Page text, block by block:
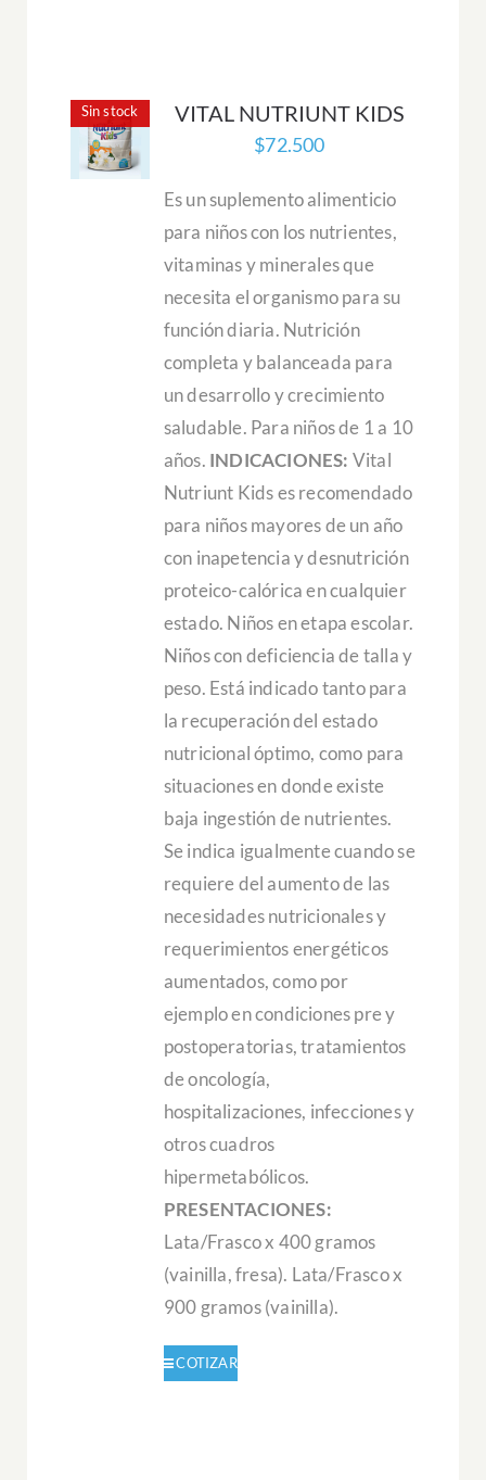
Sin stock VITAL NUTRIUNT KIDS
$72.500
Es un suplemento alimenticio
para niños con los nutrientes,
vitaminas y minerales que
necesita el organismo para su
función diaria. Nutrición
completa y balanceada para
un desarrollo y crecimiento
saludable. Para niños de 1 a 10
años. INDICACIONES: Vital
Nutriunt Kids es recomendado
para niños mayores de un año
con inapetencia y desnutrición
proteico-calórica en cualquier
estado. Niños en etapa escolar.
Niños con deficiencia de talla y
peso. Está indicado tanto para
la recuperación del estado
nutricional óptimo, como para
situaciones en donde existe
baja ingestión de nutrientes.
Se indica igualmente cuando se
requiere del aumento de las
necesidades nutricionales y
requerimientos energéticos
aumentados, como por
ejemplo en condiciones pre y
postoperatorias, tratamientos
de oncología,
hospitalizaciones, infecciones y
otros cuadros
hipermetabólicos.
PRESENTACIONES:
Lata/Frasco x 400 gramos
(vainilla, fresa). Lata/Frasco x
900 gramos (vainilla).